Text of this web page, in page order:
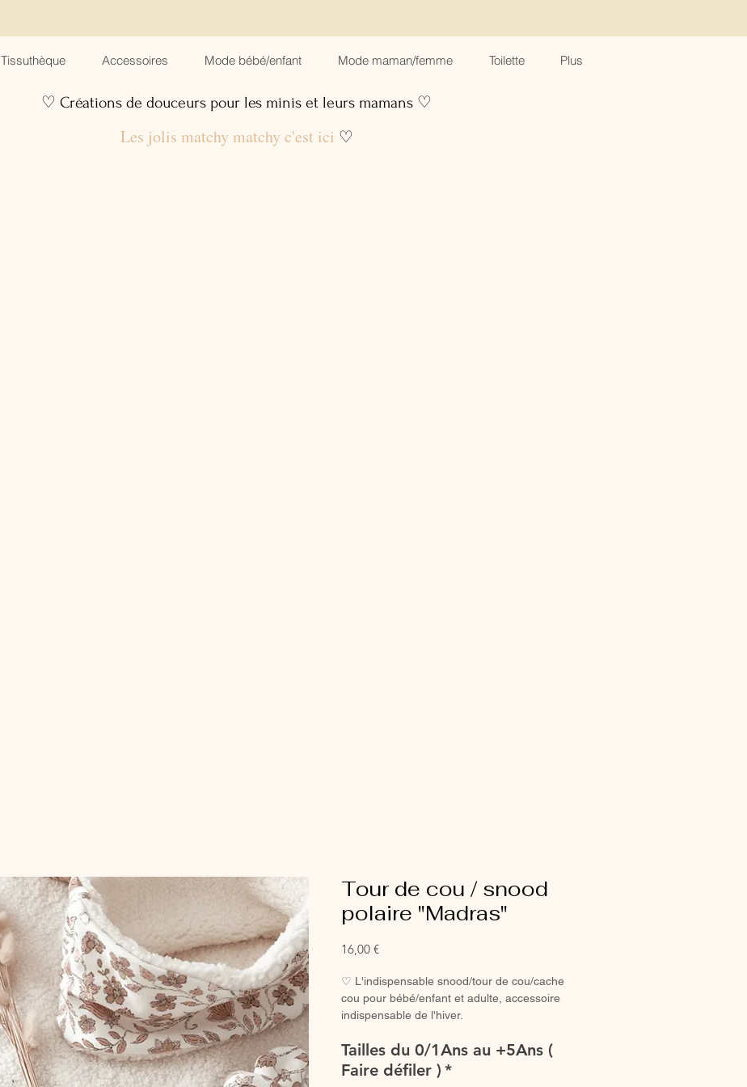
Tissuthèque Accessoires Mode bébé/enfant Mode maman/femme Toilette Plus
♡ Créations de douceurs pour les minis et leurs mamans ♡
Les jolis matchy matchy c'est ici ♡
Tour de cou / snood
polaire "Madras"
16,00 €Prix
♡ L'indispensable snood/tour de cou/cache
cou pour bébé/enfant et adulte, accessoire
indispensable de l'hiver.
main.
♡100% coton et doublure polaire
Tailles du 0/1Ans au +5Ans (
Faire défiler ) *